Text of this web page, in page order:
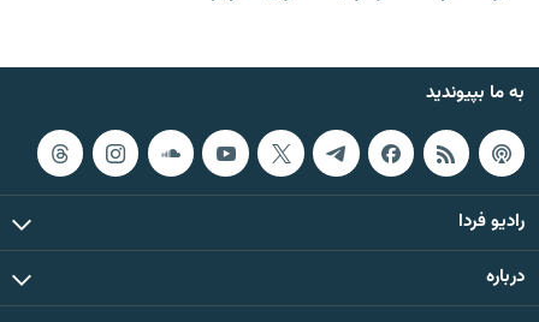
به ما بپیوندید
رادیو فردا
درباره